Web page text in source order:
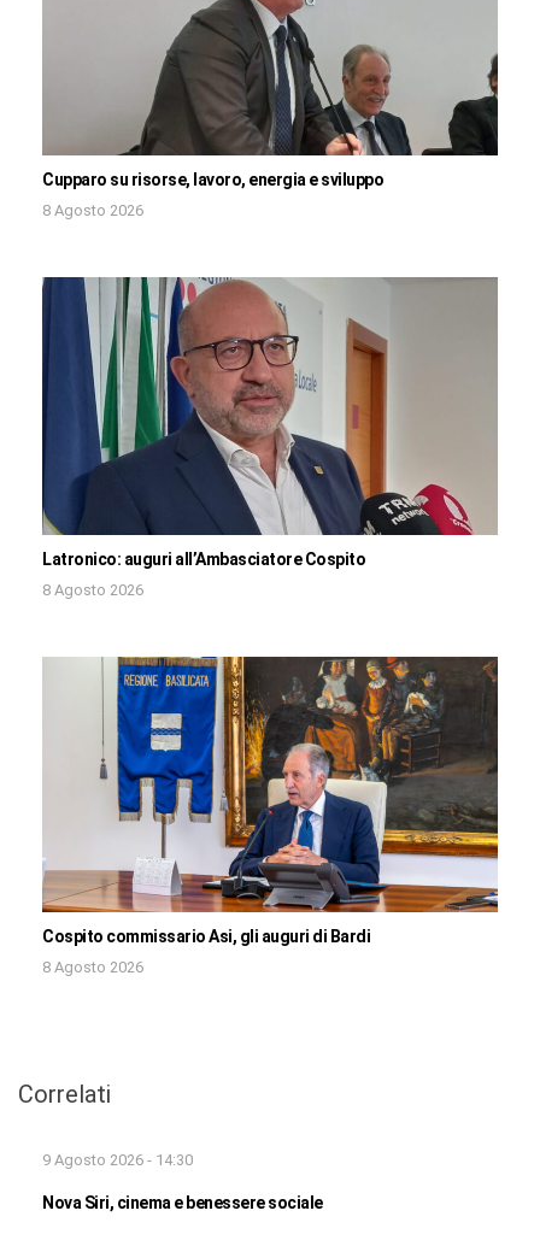
Cupparo su risorse, lavoro, energia e sviluppo
8 Agosto 2026
Latronico: auguri all’Ambasciatore Cospito
8 Agosto 2026
Cospito commissario Asi, gli auguri di Bardi
8 Agosto 2026
Correlati
9 Agosto 2026 - 14:30
Nova Siri, cinema e benessere sociale